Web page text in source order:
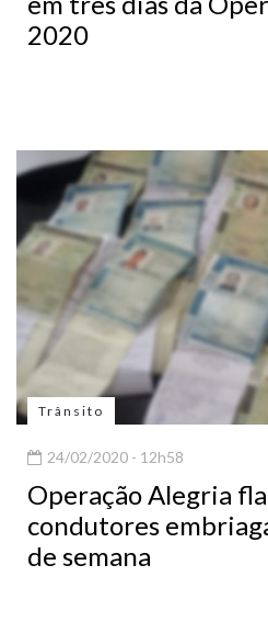
2020
Trânsito
24/02/2020 - 12h58
Operação Alegria
condutores
de semana